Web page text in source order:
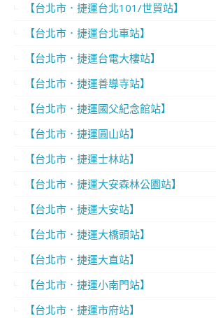
【台北市．捷運台北101/世貿站】
【台北市．捷運台北車站】
【台北市．捷運台電大樓站】
【台北市．捷運善導寺站】
【台北市．捷運國父紀念館站】
【台北市．捷運圓山站】
【台北市．捷運士林站】
【台北市．捷運大安森林公園站】
【台北市．捷運大安站】
【台北市．捷運大橋頭站】
【台北市．捷運大直站】
【台北市．捷運小南門站】
【台北市．捷運市府站】